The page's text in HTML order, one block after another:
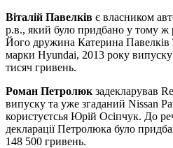
Віталій Павелків є власником
р.в., який було придбано у тому ж
Його дружина Катерина Павелків
марки Hyundai, 2013 року
тисяч гривень.
Роман Петролюк задекларував
випуску та уже згаданий Nissan
користуєтсья Юрій Осіпчук. До
декларації Петролюка було
148 500 гривень.